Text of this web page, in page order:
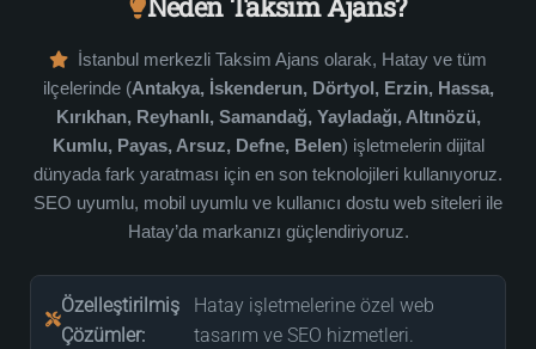
İstanbul merkezli Taksim Ajans olarak, Hatay ve tüm
ilçelerinde (Antakya, İskenderun, Dörtyol, Erzin, Hassa,
Kırıkhan, Reyhanlı, Samandağ, Yayladağı, Altınözü,
Kumlu, Payas, Arsuz, Defne, Belen) işletmelerin dijital
dünyada fark yaratması için en son teknolojileri kullanıyoruz.
SEO uyumlu, mobil uyumlu ve kullanıcı dostu web siteleri ile
Hatay’da markanızı güçlendiriyoruz.
Özelleştirilmiş
Çözümler:
Hatay işletmelerine özel web
tasarım ve SEO hizmetleri.